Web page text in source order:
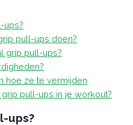
ups?
pull-ups doen?
grip pull-ups?
hoe ze te vermijden
pull-ups in je workout?
ups?